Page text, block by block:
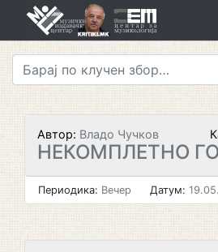
Автор: Владо Чучков
НЕКОМПЛЕТНО
Периодика: Вечер Датум: